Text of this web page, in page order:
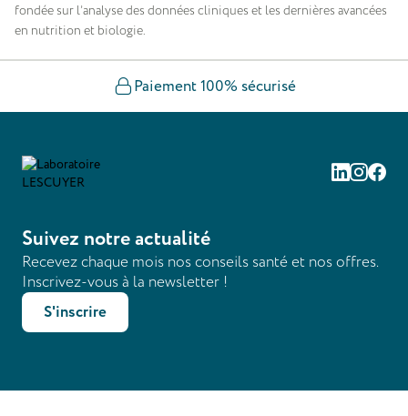
fondée sur l’analyse des données cliniques et les dernières avancées
en nutrition et biologie.
Paiement 100% sécurisé
Linkedin
Suivez notre actualité
Recevez chaque mois nos conseils santé et nos offres.
Inscrivez-vous à la newsletter !
S'inscrire